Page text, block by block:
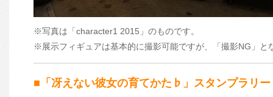
※写真は「character1 2015」のものです。
※展示フィギュアは基本的に撮影可能ですが、「撮影NG」と
■「冴えない彼女の育てかた♭」スタンプラリー